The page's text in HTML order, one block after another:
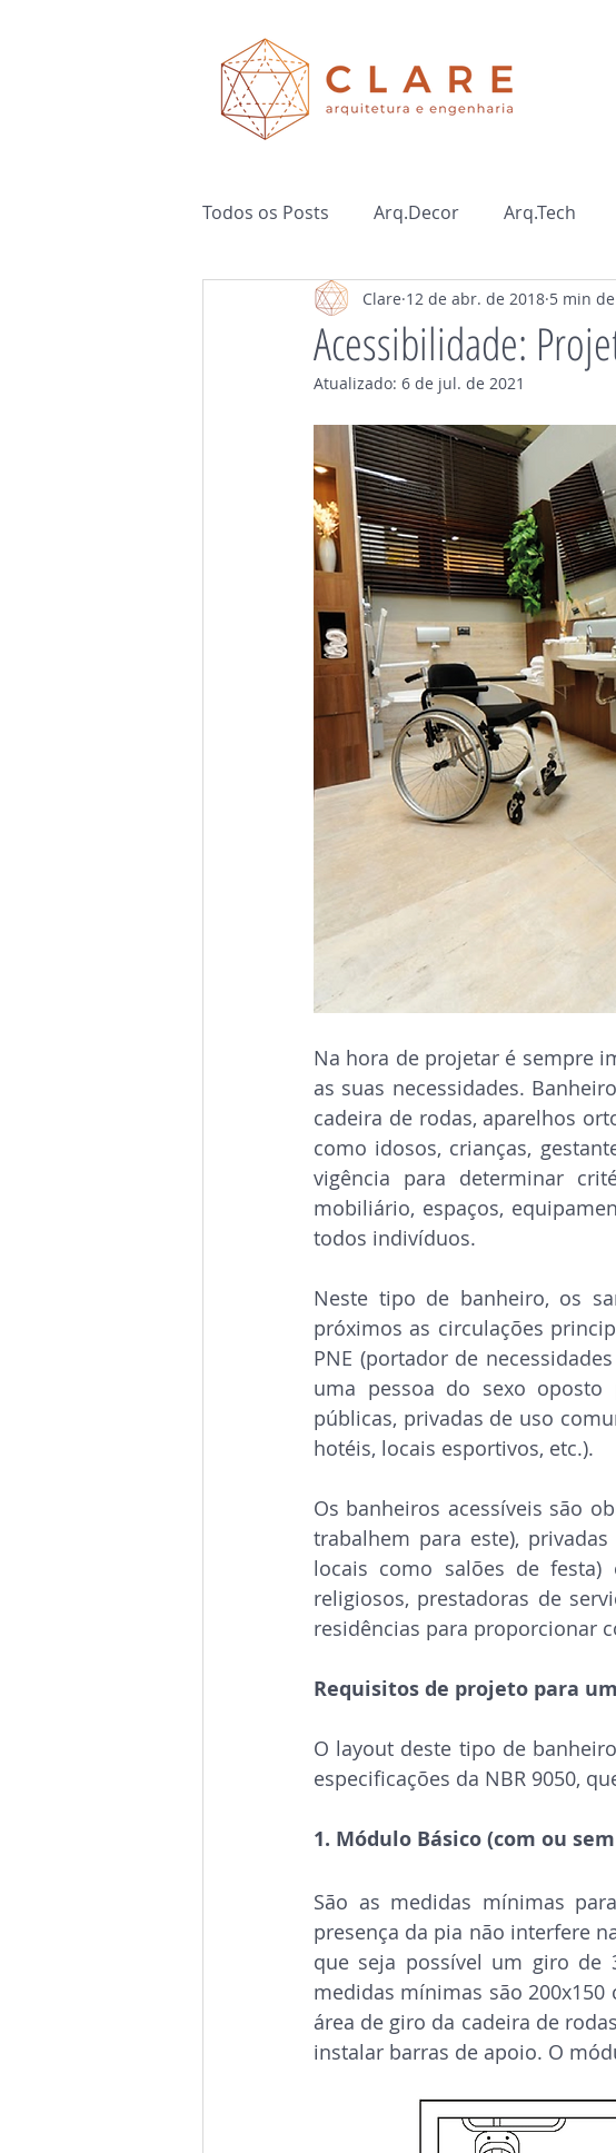
Todos os Posts Arq.Decor Arq.Tech
Acessibilidade:
Clare 12 de abr. de 2018 5 min
Atualizado: 6 de jul. de 2021
Na hora de projetar é sempre
as suas necessidades.
cadeira de rodas, aparelhos
como idosos, crianças,
vigência para determinar
mobiliário, espaços,
todos indivíduos.
Neste tipo de banheiro, os
próximos as circulações
PNE (portador de
uma pessoa do sexo oposto
públicas, privadas de uso
hotéis, locais esportivos, etc.).
Os banheiros acessíveis são
trabalhem para este),
locais como salões de festa)
religiosos, prestadoras de
residências para proporcionar
Requisitos de projeto para
O layout deste tipo de
especificações da NBR 9050,
1. Módulo Básico (com ou
São as medidas mínimas
presença da pia não interfere
que seja possível um giro de
medidas mínimas são
área de giro da cadeira de
instalar barras de apoio. O